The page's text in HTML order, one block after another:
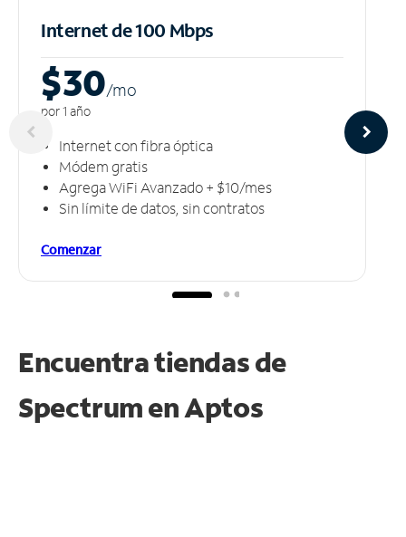
Internet de 100 Mbps
$30/mo
por 1 año
Internet con fibra óptica
Módem gratis
Agrega WiFi Avanzado + $10/mes
Sin límite de datos, sin contratos
Comenzar
Encuentra tiendas de
Spectrum enAptos